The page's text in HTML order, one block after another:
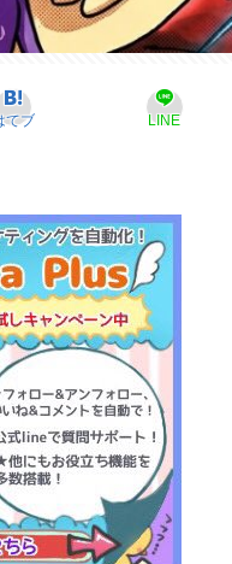
てブ LINE